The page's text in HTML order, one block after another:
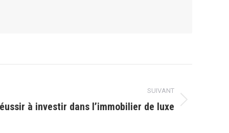
SUIVANT
à investir dans l’immobilier de luxe